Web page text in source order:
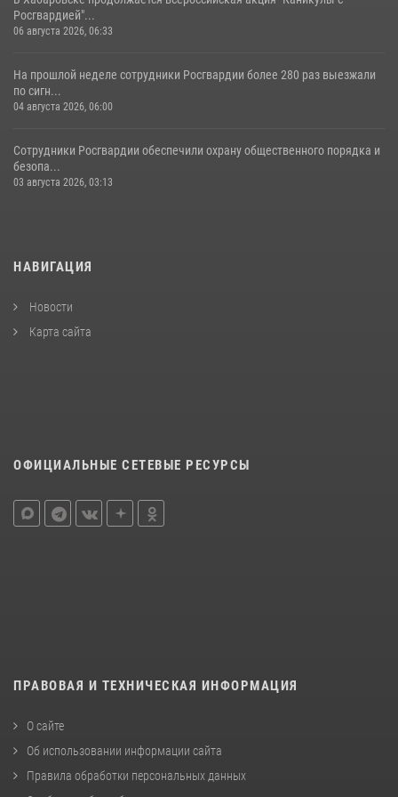
Росгвардией"...
06 августа 2026, 06:33
На прошлой неделе сотрудники Росгвардии более 280 раз выезжали
по сигн...
04 августа 2026, 06:00
Сотрудники Росгвардии обеспечили охрану общественного порядка и
безопа...
03 августа 2026, 03:13
НАВИГАЦИЯ
Новости
Карта сайта
ОФИЦИАЛЬНЫЕ СЕТЕВЫЕ РЕСУРСЫ
ПРАВОВАЯ И ТЕХНИЧЕСКАЯ ИНФОРМАЦИЯ
О сайте
Об использовании информации сайта
Правила обработки персональных данных